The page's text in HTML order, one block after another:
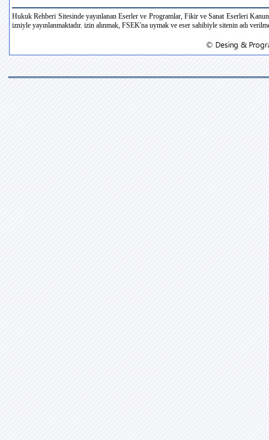
Hukuk Rehberi Sitesinde yayınlanan Eserler ve Programlar, Fikir ve Sanat Eserleri
izniyle yayınlanmaktadır. izin alınmak, FSEK'na uymak ve eser sahibiyle sitenin adı